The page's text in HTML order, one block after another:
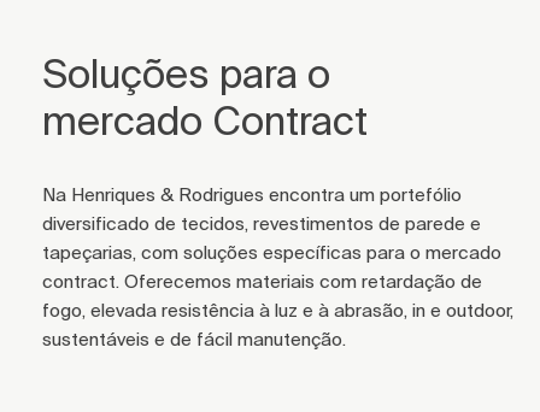
Soluções para o
mercado Contract
Na Henriques & Rodrigues encontra um portefólio
diversificado de tecidos, revestimentos de parede e
tapeçarias, com soluções específicas para o mercado
contract. Oferecemos materiais com retardação de
fogo, elevada resistência à luz e à abrasão, in e outdoor,
sustentáveis e de fácil manutenção.